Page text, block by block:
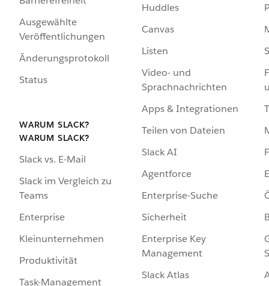
Ausgewählte
Veröffentlichungen
Änderungsprotokoll
Status
WARUM SLACK?
WARUM SLACK?
Slack vs. E-Mail
Slack im Vergleich zu
Teams
Enterprise
Kleinunternehmen
Produktivität
Task-Management
Huddles
Canvas
Listen
Video- und
Sprachnachrichten
Apps & Integrationen
Teilen von Dateien
Slack AI
Agentforce
Enterprise-Suche
Sicherheit
Enterprise Key
Management
Slack Atlas